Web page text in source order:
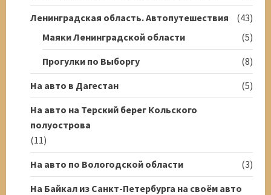
Ленинградская область. Автопутешествия
(43)
Маяки Ленинградской области
(5)
Прогулки по Выборгу
(8)
На авто в Дагестан
(5)
На авто на Терский берег Кольского
полуострова
(11)
На авто по Вологодской области
(3)
На Байкал из Санкт-Петербурга на своём авто